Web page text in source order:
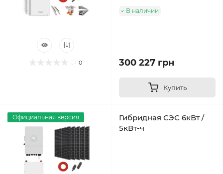
0
В наличии
300 227 грн
Купить
Официальная версия
Гибридная СЭС 6кВт /
5кВт-ч